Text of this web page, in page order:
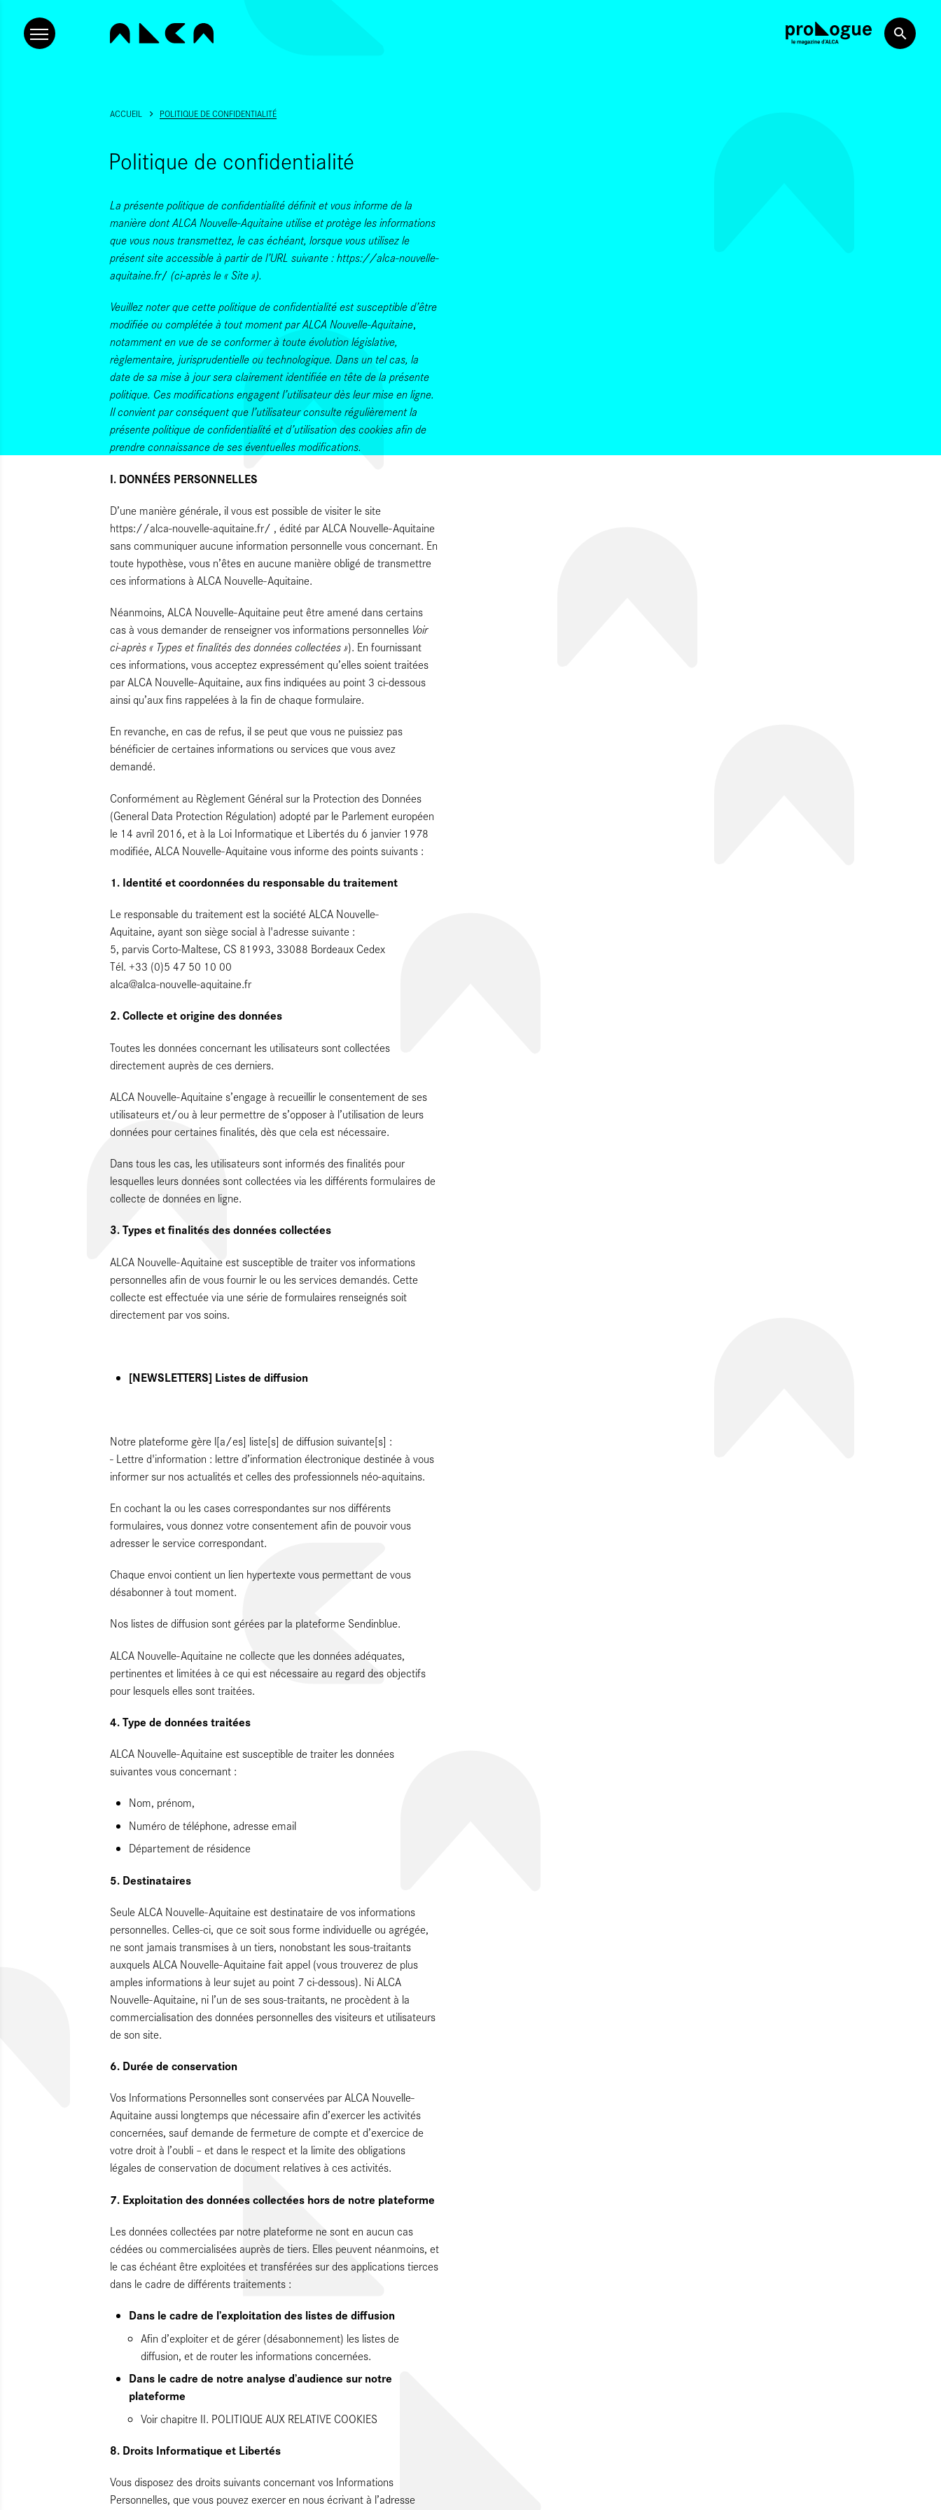
ACCUEIL POLITIQUE DE CONFIDENTIALITÉ
Politique de confidentialité
La présente politique de confidentialité définit et vous informe de la
manière dont ALCA Nouvelle-Aquitaine utilise et protège les informations
que vous nous transmettez, le cas échéant, lorsque vous utilisez le
présent site accessible à partir de l’URL suivante : https://alca-nouvelle-
aquitaine.fr/ (ci-après le « Site »).
Veuillez noter que cette politique de confidentialité est susceptible d’être
modifiée ou complétée à tout moment par ALCA Nouvelle-Aquitaine,
notamment en vue de se conformer à toute évolution législative,
règlementaire, jurisprudentielle ou technologique. Dans un tel cas, la
date de sa mise à jour sera clairement identifiée en tête de la présente
politique. Ces modifications engagent l’utilisateur dès leur mise en ligne.
Il convient par conséquent que l’utilisateur consulte régulièrement la
présente politique de confidentialité et d’utilisation des cookies afin de
prendre connaissance de ses éventuelles modifications.
I. DONNÉES PERSONNELLES
D’une manière générale, il vous est possible de visiter le site
https://alca-nouvelle-aquitaine.fr/ , édité par ALCA Nouvelle-Aquitaine
sans communiquer aucune information personnelle vous concernant. En
toute hypothèse, vous n’êtes en aucune manière obligé de transmettre
ces informations à ALCA Nouvelle-Aquitaine.
Néanmoins, ALCA Nouvelle-Aquitaine peut être amené dans certains
cas à vous demander de renseigner vos informations personnelles Voir
ci-après « Types et finalités des données collectées »). En fournissant
ces informations, vous acceptez expressément qu’elles soient traitées
par ALCA Nouvelle-Aquitaine, aux fins indiquées au point 3 ci-dessous
ainsi qu’aux fins rappelées à la fin de chaque formulaire.
En revanche, en cas de refus, il se peut que vous ne puissiez pas
bénéficier de certaines informations ou services que vous avez
demandé.
Conformément au Règlement Général sur la Protection des Données
(General Data Protection Régulation) adopté par le Parlement européen
le 14 avril 2016, et à la Loi Informatique et Libertés du 6 janvier 1978
modifiée, ALCA Nouvelle-Aquitainevous informe des points suivants :
1. Identité et coordonnées du responsable du traitement
Le responsable du traitement est la société ALCA Nouvelle-
Aquitaine, ayant son siège social à l'adresse suivante :
5, parvis Corto-Maltese, CS 81993, 33088 Bordeaux Cedex
Tél. +33 (0)5 47 50 10 00
alca@alca-nouvelle-aquitaine.fr
2. Collecte et origine des données
Toutes les données concernant les utilisateurs sont collectées
directement auprès de ces derniers.
ALCA Nouvelle-Aquitaine s’engage à recueillir le consentement de ses
utilisateurs et/ou à leur permettre de s’opposer à l’utilisation de leurs
données pour certaines finalités, dès que cela est nécessaire.
Dans tous les cas, les utilisateurs sont informés des finalités pour
lesquelles leurs données sont collectées via les différents formulaires de
collecte de données en ligne.
3. Types et finalités des données collectées
ALCA Nouvelle-Aquitaine est susceptible de traiter vos informations
personnelles afin de vous fournir le ou les services demandés. Cette
collecte est effectuée via une série de formulaires renseignés soit
directement par vos soins.
[NEWSLETTERS] Listes de diffusion
Notre plateforme gère l[a/es] liste[s] de diffusion suivante[s] :
- Lettre d'information : lettre d’information électronique destinée à vous
informer sur nos actualités et celles des professionnels néo-aquitains.
En cochant la ou les cases correspondantes sur nos différents
formulaires, vous donnez votre consentement afin de pouvoir vous
adresser le service correspondant.
Chaque envoi contient un lien hypertexte vous permettant de vous
désabonner à tout moment.
Nos listes de diffusion sont gérées par la plateforme Sendinblue.
ALCA Nouvelle-Aquitaine ne collecte que les données adéquates,
pertinentes et limitées à ce qui est nécessaire au regard des objectifs
pour lesquels elles sont traitées.
4. Type de données traitées
ALCA Nouvelle-Aquitaine est susceptible de traiter les données
suivantes vous concernant :
Nom, prénom,
Numéro de téléphone, adresse email
Département de résidence
5. Destinataires
Seule ALCA Nouvelle-Aquitaine est destinataire de vos informations
personnelles. Celles-ci, que ce soit sous forme individuelle ou agrégée,
ne sont jamais transmises à un tiers, nonobstant les sous-traitants
auxquels ALCA Nouvelle-Aquitaine fait appel (vous trouverez de plus
amples informations à leur sujet au point 7 ci-dessous). Ni ALCA
Nouvelle-Aquitaine, ni l’un de ses sous-traitants, ne procèdent à la
commercialisation des données personnelles des visiteurs et utilisateurs
de son site.
6. Durée de conservation
Vos Informations Personnelles sont conservées par ALCA Nouvelle-
Aquitaine aussi longtemps que nécessaire afin d’exercer les activités
concernées, sauf demande de fermeture de compte et d’exercice de
votre droit à l’oubli – et dans le respect et la limite des obligations
légales de conservation de document relatives à ces activités.
7. Exploitation des données collectées hors de notre plateforme
Les données collectées par notre plateforme ne sont en aucun cas
cédées ou commercialisées auprès de tiers. Elles peuvent néanmoins, et
le cas échéant être exploitées et transférées sur des applications tierces
dans le cadre de différents traitements :
Dans le cadre de l’exploitation des listes de diffusion
Afin d’exploiter et de gérer (désabonnement) les listes de
diffusion, et de router les informations concernées.
Dans le cadre de notre analyse d’audience sur notre
plateforme
Voir chapitre II. POLITIQUE AUX RELATIVE COOKIES
8. Droits Informatique et Libertés
Vous disposez des droits suivants concernant vos Informations
Personnelles, que vous pouvez exercer en nous écrivant à l’adresse